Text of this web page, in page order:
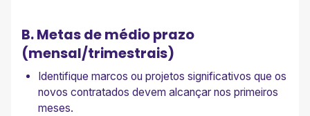
B. Metas de médio prazo
(mensal/trimestrais)
Identifique marcos ou projetos significativos que os
novos contratados devem alcançar nos primeiros
meses.